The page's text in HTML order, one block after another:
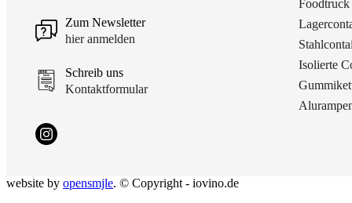
Zum Newsletter
hier anmelden
Schreib uns
Kontaktformular
Isolierte
website by opensmjle. © Copyright - iovino.de